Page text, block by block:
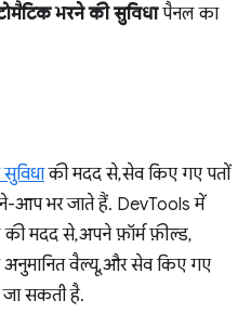
भरने की सुविधापैनल का
की मदद से, सेव किए गए पतों
आप भर जाते हैं. DevTools में
मदद से, अपने फ़ॉर्म फ़ील्ड,
वैल्यू, और सेव किए गए
सकती है.